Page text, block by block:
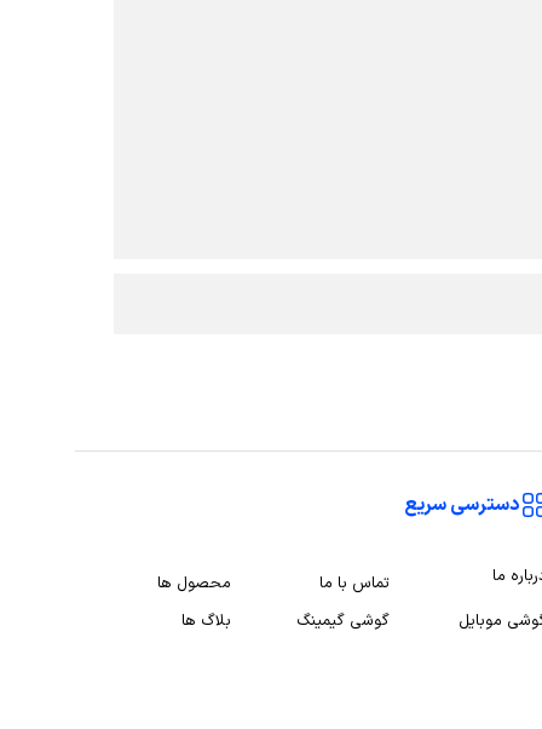
دسترسی سریع
ما تماس با ما
محصول ها
موبایل
گوشی گیمینگ بلاگ ها